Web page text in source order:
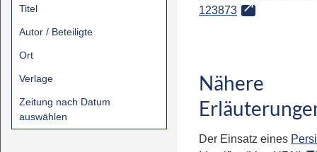
Titel
Autor / Beteiligte
Ort
Verlage
Zeitung nach Datum
auswählen
123873
Nähere
Der Einsatz eines